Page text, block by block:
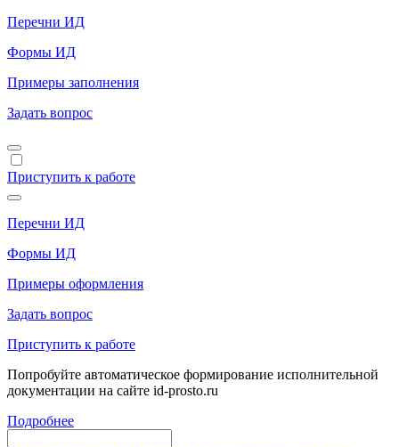
Перечни ИД
Формы ИД
Примеры заполнения
Задать вопрос
Приступить к работе
Перечни ИД
Формы ИД
Примеры оформления
Задать вопрос
Приступить к работе
Попробуйте автоматическое формирование исполнительной
документации на сайте id-prosto.ru
Подробнее